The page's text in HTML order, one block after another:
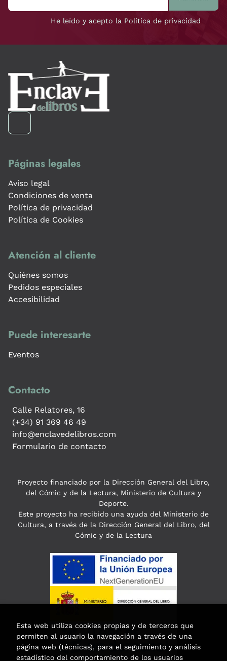
He leído y acepto la Política de privacidad
Páginas legales
Aviso legal
Condiciones de venta
Política de privacidad
Política de Cookies
Atención al cliente
Quiénes somos
Pedidos especiales
Accesibilidad
Puede interesarte
Eventos
Contacto
Calle Relatores, 16
(+34) 91 369 46 49
info@enclavedelibros.com
Formulario de contacto
Proyecto financiado por la Dirección General del Libro,
del Cómic y de la Lectura, Ministerio de Cultura y
Deporte.
Este proyecto ha recibido una ayuda del Ministerio de
Cultura, a través de la Dirección General del Libro, del
Cómic y de la Lectura
Esta web utiliza cookies propias y de terceros que
permiten al usuario la navegación a través de una
página web (técnicas), para el seguimiento y análisis
estadístico del comportamiento de los usuarios